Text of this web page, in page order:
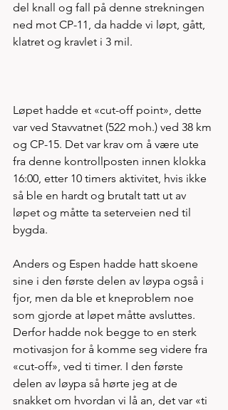
del knall og fall på denne strekningen
ned mot CP-11, da hadde vi løpt, gått,
klatret og kravlet i 3 mil.
Løpet hadde et «cut-off point», dette
var ved Stavvatnet (522 moh.) ved 38 km
og CP-15. Det var krav om å være ute
fra denne kontrollposten innen klokka
16:00, etter 10 timers aktivitet, hvis ikke
så ble en hardt og brutalt tatt ut av
løpet og måtte ta seterveien ned til
bygda.
Anders og Espen hadde hatt skoene
sine i den første delen av løypa også i
fjor, men da ble et kneproblem noe
som gjorde at løpet måtte avsluttes.
Derfor hadde nok begge to en sterk
motivasjon for å komme seg videre fra
«cut-off», ved ti timer. I den første
delen av løypa så hørte jeg at de
snakket om hvordan vi lå an, det var «ti